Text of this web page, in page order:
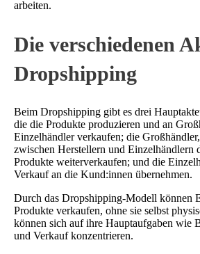
arbeiten.
Die verschiedenen
Dropshipping
Beim Dropshipping gibt es drei
die die Produkte produzieren und an
Einzelhändler verkaufen; die
zwischen Herstellern und Einzelhändlern
Produkte weiterverkaufen; und die
Verkauf an die Kund:innen übernehmen.
Durch das Dropshipping-Modell können
Produkte verkaufen, ohne sie selbst
können sich auf ihre Hauptaufgaben wie
und Verkauf konzentrieren.